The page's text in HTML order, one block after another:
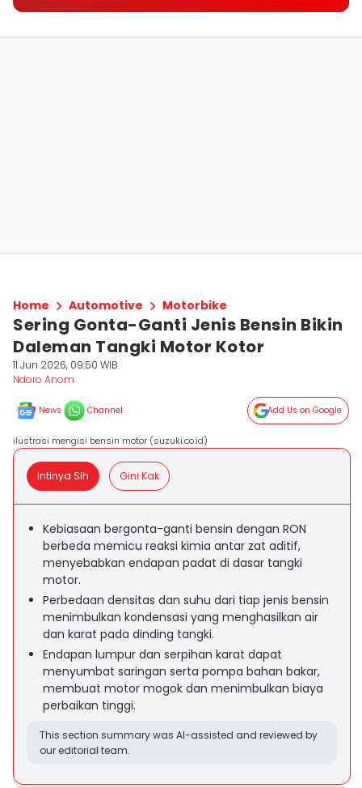
Home Automotive Motorbike
Sering Gonta-Ganti Jenis Bensin Bikin
Daleman Tangki Motor Kotor
11 Jun 2026, 09:50 WIB
Ndoro Anom
News Channel Add Us on Google
ilustrasi mengisi bensin motor (suzuki.co.id)
Intinya Sih Gini Kak
Kebiasaan bergonta-ganti bensin dengan RON
berbeda memicu reaksi kimia antar zat aditif,
menyebabkan endapan padat di dasar tangki
motor.
Perbedaan densitas dan suhu dari tiap jenis bensin
menimbulkan kondensasi yang menghasilkan air
dan karat pada dinding tangki.
Endapan lumpur dan serpihan karat dapat
menyumbat saringan serta pompa bahan bakar,
membuat motor mogok dan menimbulkan biaya
perbaikan tinggi.
This section summary was AI-assisted and reviewed by
our editorial team.